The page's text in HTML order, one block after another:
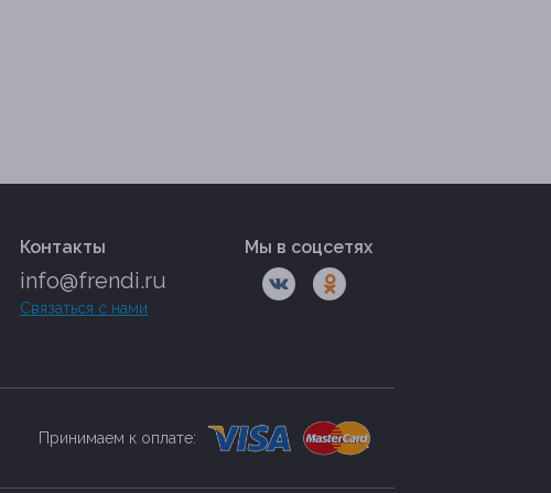
Контакты
info@frendi.ru
Связаться с нами
Мы в соцсетях
Принимаем к оплате: